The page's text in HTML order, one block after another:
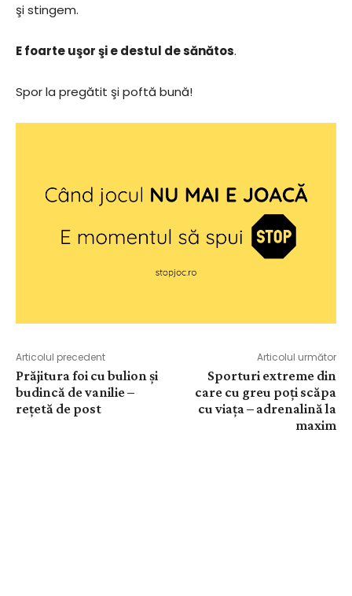
şi stingem.
E foarte uşor şi e destul de sănătos.
Spor la pregătit şi poftă bună!
Articolul precedent
Prăjitura foi cu bulion și
budincă de vanilie –
rețetă de post
Articolul următor
Sporturi extreme din
care cu greu poți scăpa
cu viața – adrenalină la
maxim